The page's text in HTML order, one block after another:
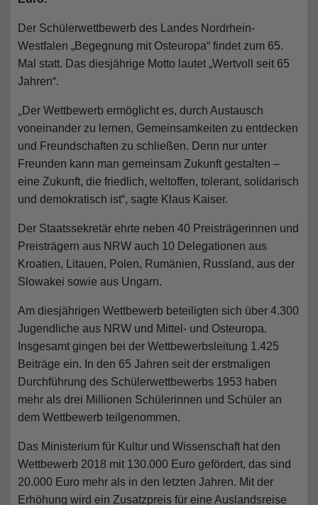
Der Schülerwettbewerb des Landes Nordrhein-
Westfalen „Begegnung mit Osteuropa“ findet zum 65.
Mal statt. Das diesjährige Motto lautet „Wertvoll seit 65
Jahren“.
„ Der Wettbewerb ermöglicht es, durch Austausch
voneinander zu lernen, Gemeinsamkeiten zu entdecken
und Freundschaften zu schließen. Denn nur unter
Freunden kann man gemeinsam Zukunft gestalten –
eine Zukunft, die friedlich, weltoffen, tolerant, solidarisch
und demokratisch ist“, sagte Klaus Kaiser.
Der Staatssekretär ehrte neben 40 Preisträgerinnen und
Preisträgern aus NRW auch 10 Delegationen aus
Kroatien, Litauen, Polen, Rumänien, Russland, aus der
Slowakei sowie aus Ungarn.
Am diesjährigen Wettbewerb beteiligten sich über 4.300
Jugendliche aus NRW und Mittel- und Osteuropa.
Insgesamt gingen bei der Wettbewerbsleitung 1.425
Beiträge ein. In den 65 Jahren seit der erstmaligen
Durchführung des Schülerwettbewerbs 1953 haben
mehr als drei Millionen Schülerinnen und Schüler an
dem Wettbewerb teilgenommen.
Das Ministerium für Kultur und Wissenschaft hat den
Wettbewerb 2018 mit 130.000 Euro gefördert, das sind
20.000 Euro mehr als in den letzten Jahren. Mit der
Erhöhung wird ein Zusatzpreis für eine Auslandsreise